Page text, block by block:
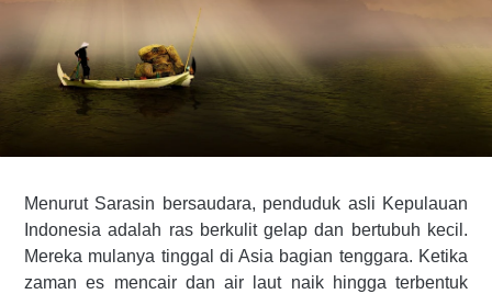
Menurut Sarasin bersaudara, penduduk asli Kepulauan
Indonesia adalah ras berkulit gelap dan bertubuh kecil.
Mereka mulanya tinggal di Asia bagian tenggara. Ketika
zaman es mencair dan air laut naik hingga terbentuk